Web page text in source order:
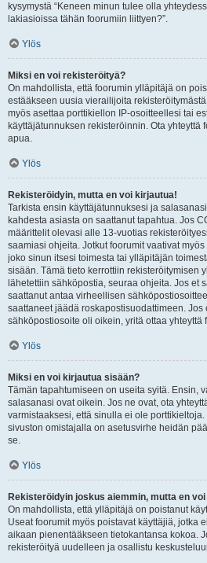
kysymystä “Keneen minun tulee olla
lakiasioissa tähän foorumiin liittyen?”.
Ylös
Miksi en voi rekisteröityä?
On mahdollista, että foorumin ylläpitäjä on
estääkseen uusia vierailijoita
myös asettaa porttikiellon IP-osoitteellesi tai
käyttäjätunnuksen rekisteröinnin. Ota
apua.
Ylös
Rekisteröidyin, mutta en voi kirjautua!
Tarkista ensin käyttäjätunnuksesi ja
kahdesta asiasta on saattanut tapahtua. Jos
määrittelit olevasi alle 13-vuotias
saamiasi ohjeita. Jotkut foorumit vaativat
joko sinun itsesi toimesta tai ylläpitäjän
sisään. Tämä tieto kerrottiin rekisteröitymisen
lähetettiin sähköpostia, seuraa ohjeita. Jos et
saattanut antaa virheellisen
saattaneet jäädä roskapostisuodattimeen. Jos
sähköpostiosoite oli oikein, yritä ottaa yhteyttä
Ylös
Miksi en voi kirjautua sisään?
Tämän tapahtumiseen on useita syitä. Ensin,
salasanasi ovat oikein. Jos ne ovat, ota
varmistaaksesi, että sinulla ei ole
sivuston omistajalla on asetusvirhe heidän
se.
Ylös
Rekisteröidyin joskus aiemmin, mutta en
On mahdollista, että ylläpitäjä on poistanut
Useat foorumit myös poistavat käyttäjiä, jotka
aikaan pienentääkseen tietokantansa kokoa.
rekisteröityä uudelleen ja osallistu